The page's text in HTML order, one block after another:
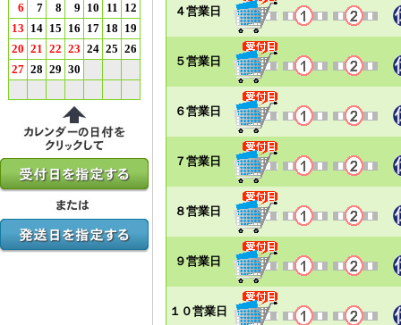
6
7 8 9 10 11 12
13 14 15 16 17 18 19
20 21 22 23 24 25 26
27 28 29 30
４営業日
５営業日
６営業日
７営業日
８営業日
９営業日
１０営業日